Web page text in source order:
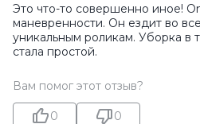
Это что-то совершенно иное!
маневренности. Он ездит во
уникальным роликам. Уборка в
стала простой.
Вам помог этот отзыв?
0 0